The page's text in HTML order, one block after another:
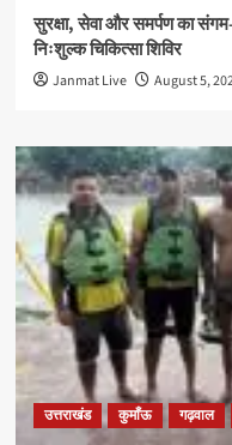
सुरक्षा, सेवा और समर्पण का
निःशुल्क चिकित्सा शिविर
Janmat Live August 5,
उत्तराखंड कुमाँऊ गढ़वाल